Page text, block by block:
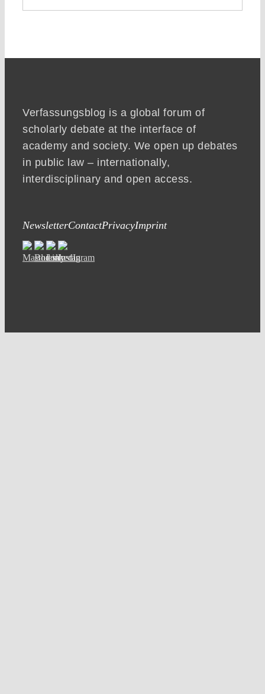
Verfassungsblog is a global forum of
scholarly debate at the interface of
academy and society. We open up debates
in public law – internationally,
interdisciplinary and open access.
NewsletterContactPrivacyImprint